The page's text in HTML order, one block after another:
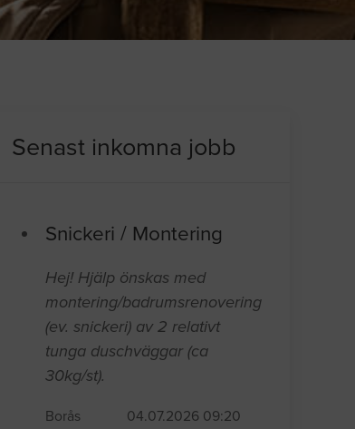
Senast inkomna jobb
Snickeri / Montering
Hej! Hjälp önskas med
montering/badrumsrenovering
(ev. snickeri) av 2 relativt
tunga duschväggar (ca
30kg/st).
Borås 04.07.2026 09:20